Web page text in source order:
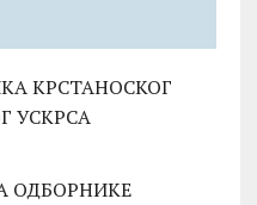
КРСТАНОСКОГ
УСКРСА
ОДБОРНИКЕ